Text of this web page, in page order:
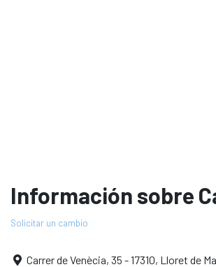
Información sobre
Solicitar un cambio
Carrer de Venècia, 35 - 17310, Lloret de